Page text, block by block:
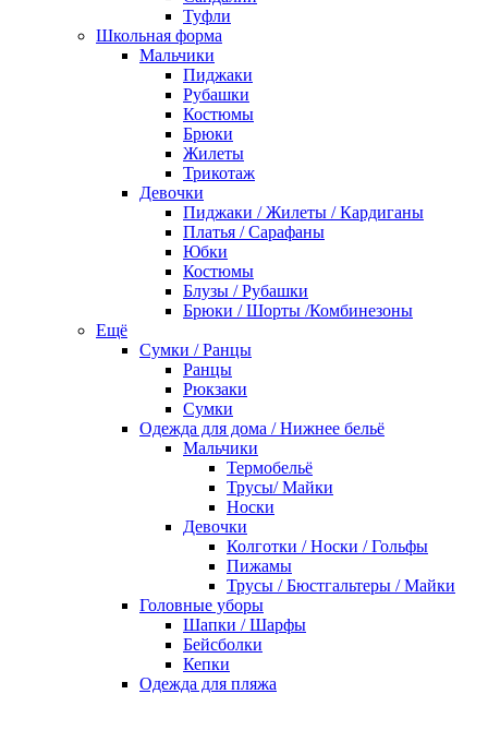
Туфли
Школьная форма
Мальчики
Пиджаки
Рубашки
Костюмы
Брюки
Жилеты
Трикотаж
Девочки
Пиджаки / Жилеты / Кардиганы
Платья / Сарафаны
Юбки
Костюмы
Блузы / Рубашки
Брюки / Шорты /Комбинезоны
Ещё
Сумки / Ранцы
Ранцы
Рюкзаки
Сумки
Одежда для дома / Нижнее бельё
Мальчики
Термобельё
Трусы/ Майки
Носки
Девочки
Колготки / Носки / Гольфы
Пижамы
Трусы / Бюстгальтеры / Майки
Головные уборы
Шапки / Шарфы
Бейсболки
Кепки
Одежда для пляжа